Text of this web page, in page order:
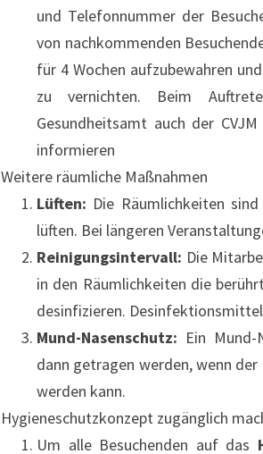
und Telefonnummer der
von nachkommenden
für 4 Wochen aufzubewahren
zu vernichten. Beim
Gesundheitsamt auch der
informieren
Weitere räumliche Maßnahmen
Lüften: Die Räumlichkeiten
lüften. Bei längeren
Reinigungsintervall: Die
in den Räumlichkeiten die
desinfizieren.
Mund-Nasenschutz: Ein
dann getragen werden, wenn
werden kann.
Hygieneschutzkonzept zugänglich
Um alle Besuchenden auf das